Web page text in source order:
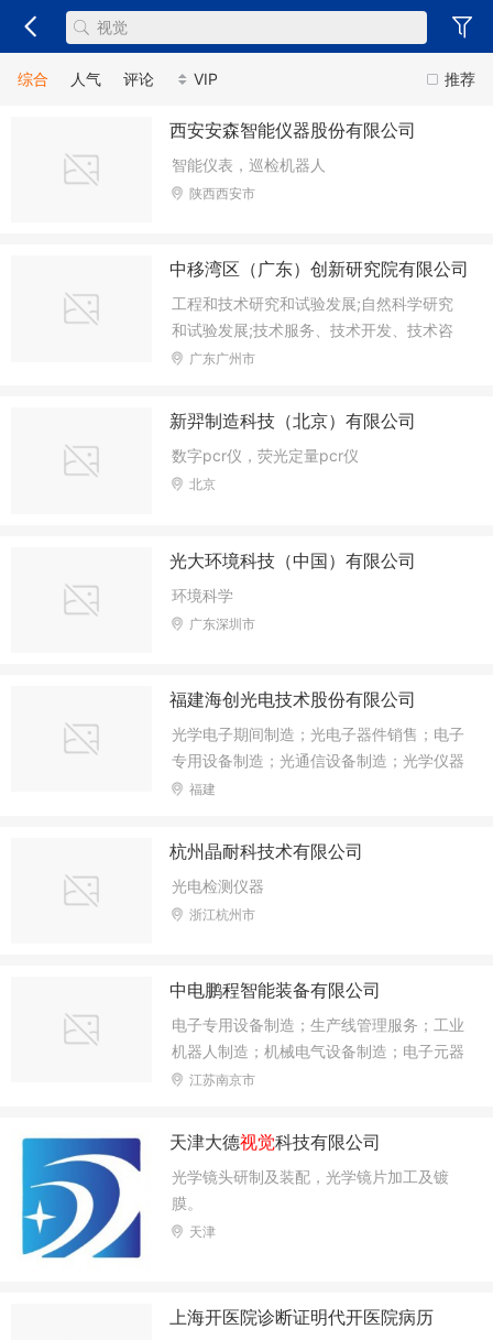
推荐
综合 人气 评论 VIP
西安安森智能仪器股份有限公司
智能仪表，巡检机器人
陕西西安市
中移湾区（广东）创新研究院有限公司
工程和技术研究和试验发展;自然科学研究
和试验发展;技术服务、技术开发、技术咨
询、技术交流、技术转让、技术推广;移动
设备销售;移动终端设备销售;信息系统集成
服务;企业管理咨询;会议及展览服务
广东广州市
新羿制造科技（北京）有限公司
数字pcr仪，荧光定量pcr仪
北京
光大环境科技（中国）有限公司
环境科学
广东深圳市
福建海创光电技术股份有限公司
光学电子期间制造；光电子器件销售；电子
专用设备制造；光通信设备制造；光学仪器
销售；光学仪器制造；智能车载设备销售；
口；货物进出口；
福建
杭州晶耐科技术有限公司
光电检测仪器
浙江杭州市
中电鹏程智能装备有限公司
电子专用设备制造；生产线管理服务；工业
机器人制造；机械电气设备制造；电子元器
件与机电组件设备制造；电子元器件与机电
导体器件专用设备销售；电子专用设备销
售；智能机器人的研发；工业机器人销售；
智能基础制造装备销售；半导体器件专用设
备制造；电子测量仪器销售；电子测量仪器
制造；信息系统集成服务；软件开发；
江苏南京市
天津大德视觉科技有限公司
光学镜头研制及装配，光学镜片加工及镀
膜。
天津
上海开医院诊断证明代开医院病历